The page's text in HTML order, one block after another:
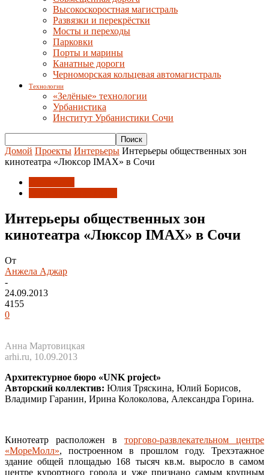
Высокоскоростная магистраль
Развязки и перекрёстки
Мосты и переходы
Парковки
Порты и марины
Канатные дороги
Черноморская кольцевая автомагистраль
Технологии
«Зелёные» технологии
Урбанистика
Институт Урбанистики Сочи
Домой Проекты Интерьеры Интерьеры общественных зон
кинотеатра «Люксор IMAX» в Сочи
Интерьеры общественных зон
кинотеатра «Люксор IMAX» в Сочи
От
Анжела Аджар
-
24.09.2013
4155
0
Анна Мартовицкая
arhi.ru, 10.09.2013
Архитектурное бюро «UNK project»
Авторский коллектив: Юлия Тряскина, Юлий Борисов,
Владимир Гаранин, Ирина Колоколова, Александра Горина.
Кинотеатр расположен в торгово-развлекательном центре
«МореМолл», построенном в прошлом году. Трехэтажное
здание общей площадью 168 тысяч кв.м. выросло в самом
центре курортного города и уже признано самым крупным